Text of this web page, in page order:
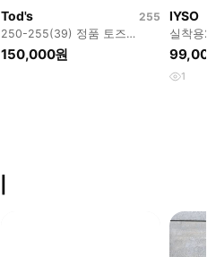
Tod's
255
250-255(39) 정품 토즈
TODS 스니커즈
150,000원
IYSO
실착용2
IYSO 남
1